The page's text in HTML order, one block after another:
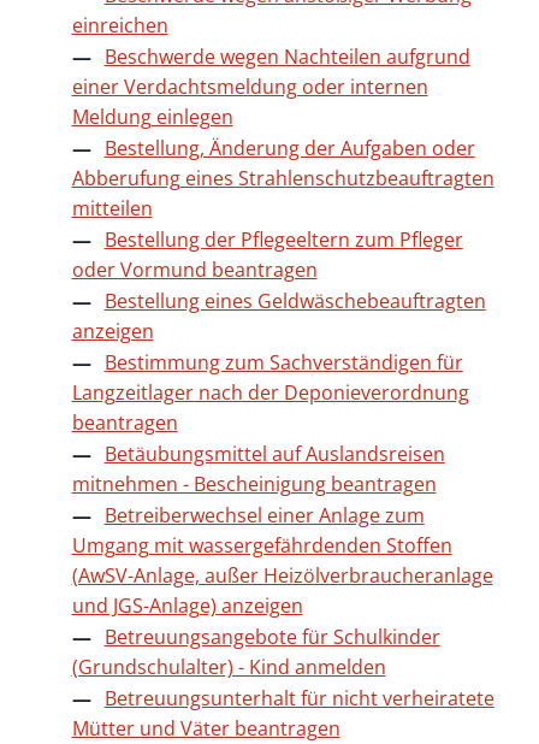
einreichen
Beschwerde wegen Nachteilen aufgrund
einer Verdachtsmeldung oder internen
Meldung einlegen
Bestellung, Änderung der Aufgaben oder
Abberufung eines Strahlenschutzbeauftragten
mitteilen
Bestellung der Pflegeeltern zum Pfleger
oder Vormund beantragen
Bestellung eines Geldwäschebeauftragten
anzeigen
Bestimmung zum Sachverständigen für
Langzeitlager nach der Deponieverordnung
beantragen
Betäubungsmittel auf Auslandsreisen
mitnehmen - Bescheinigung beantragen
Betreiberwechsel einer Anlage zum
Umgang mit wassergefährdenden Stoffen
(AwSV-Anlage, außer Heizölverbraucheranlage
und JGS-Anlage) anzeigen
Betreuungsangebote für Schulkinder
(Grundschulalter) - Kind anmelden
Betreuungsunterhalt für nicht verheiratete
Mütter und Väter beantragen